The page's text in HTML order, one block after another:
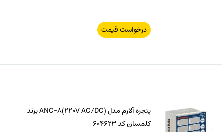
درخواست قیمت
پنجره آلارم مدل ANC-8(220V AC/DC) برند
کلمسان کد 604623